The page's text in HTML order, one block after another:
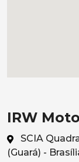
IRW
SCIA
(Guará) -